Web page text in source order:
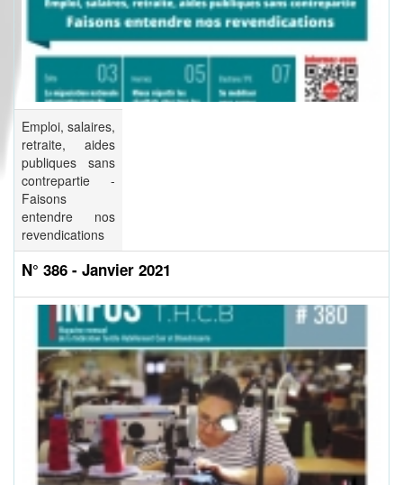
Emploi, salaires,
retraite, aides
publiques sans
contrepartie -
Faisons
entendre nos
revendications
N° 386 - Janvier 2021